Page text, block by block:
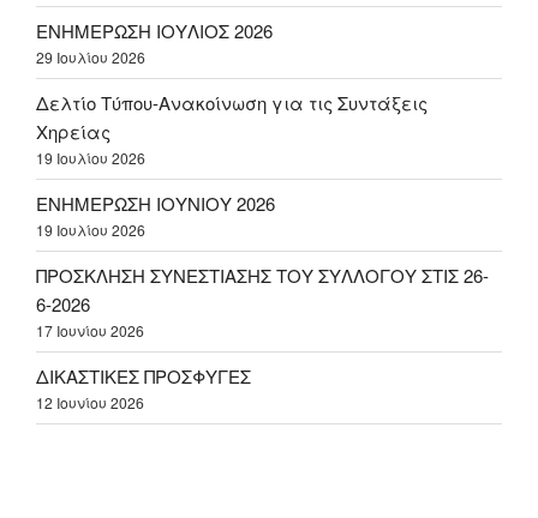
ΕΝΗΜΕΡΩΣΗ ΙΟΥΛΙΟΣ 2026
29 Ιουλίου 2026
Δελτίο Τύπου-Ανακοίνωση για τις Συντάξεις
Χηρείας
19 Ιουλίου 2026
ΕΝΗΜΕΡΩΣΗ ΙΟΥΝΙΟΥ 2026
19 Ιουλίου 2026
ΠΡΟΣΚΛΗΣΗ ΣΥΝΕΣΤΙΑΣΗΣ ΤΟΥ ΣΥΛΛΟΓΟΥ ΣΤΙΣ 26-
6-2026
17 Ιουνίου 2026
ΔΙΚΑΣΤΙΚΕΣ ΠΡΟΣΦΥΓΕΣ
12 Ιουνίου 2026